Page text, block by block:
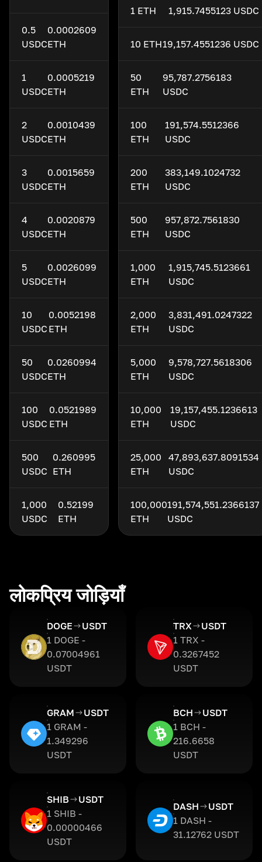
0.5
USDC
0.0002609
ETH
1
USDC
0.0005219
ETH
2
USDC
0.0010439
ETH
3
USDC
0.0015659
ETH
4
USDC
0.0020879
ETH
5
USDC
0.0026099
ETH
10
USDC
0.0052198
ETH
50
USDC
0.0260994
ETH
100
USDC
0.0521989
ETH
500
USDC
0.260995
ETH
1,000
USDC
0.52199
ETH
1 ETH 1,915.7455123 USDC
10 ETH19,157.4551236 USDC
50
ETH
95,787.2756183
USDC
100
ETH
191,574.5512366
USDC
200
ETH
383,149.1024732
USDC
500
ETH
957,872.7561830
USDC
1,000
ETH
1,915,745.5123661
USDC
2,000
ETH
3,831,491.0247322
USDC
5,000
ETH
9,578,727.5618306
USDC
10,000
ETH
19,157,455.1236613
USDC
25,000
ETH
47,893,637.8091534
USDC
100,000
ETH
191,574,551.2366137
USDC
लोकप्रिय जोड़ियाँ
DOGE
USDT
1 DOGE -
0.07004961
USDT
TRX
USDT
1 TRX -
0.3267452
USDT
GRAM
USDT
1 GRAM -
1.349296
USDT
BCH
USDT
1 BCH -
216.6658
USDT
SHIB
USDT
1 SHIB -
0.00000466
USDT
DASH
USDT
1 DASH -
31.12762 USDT